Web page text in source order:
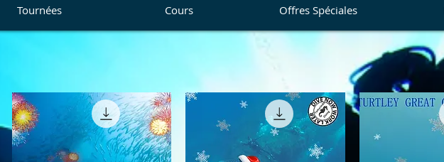
Tournées Cours Offres Spéciales